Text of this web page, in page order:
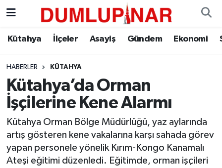
Kütahya İlçeler Asayiş Gündem Ekonomi
HABERLER KÜTAHYA
Kütahya’da Orman
İşçilerine Kene Alarmı
Kütahya Orman Bölge Müdürlüğü, yaz aylarında
artış gösteren kene vakalarına karşı sahada görev
yapan personele yönelik Kırım-Kongo Kanamalı
Ateşi eğitimi düzenledi. Eğitimde, orman işçileri
Asayiş
Diğer
Dünya
Ekonomi
Eleman
Kütahya Hava Durumu
Kütahya Trafik Yoğunluk Haritası
Süper Lig Puan Durumu ve Fikstür
Son Dakika Haberleri
Haber Arşivi